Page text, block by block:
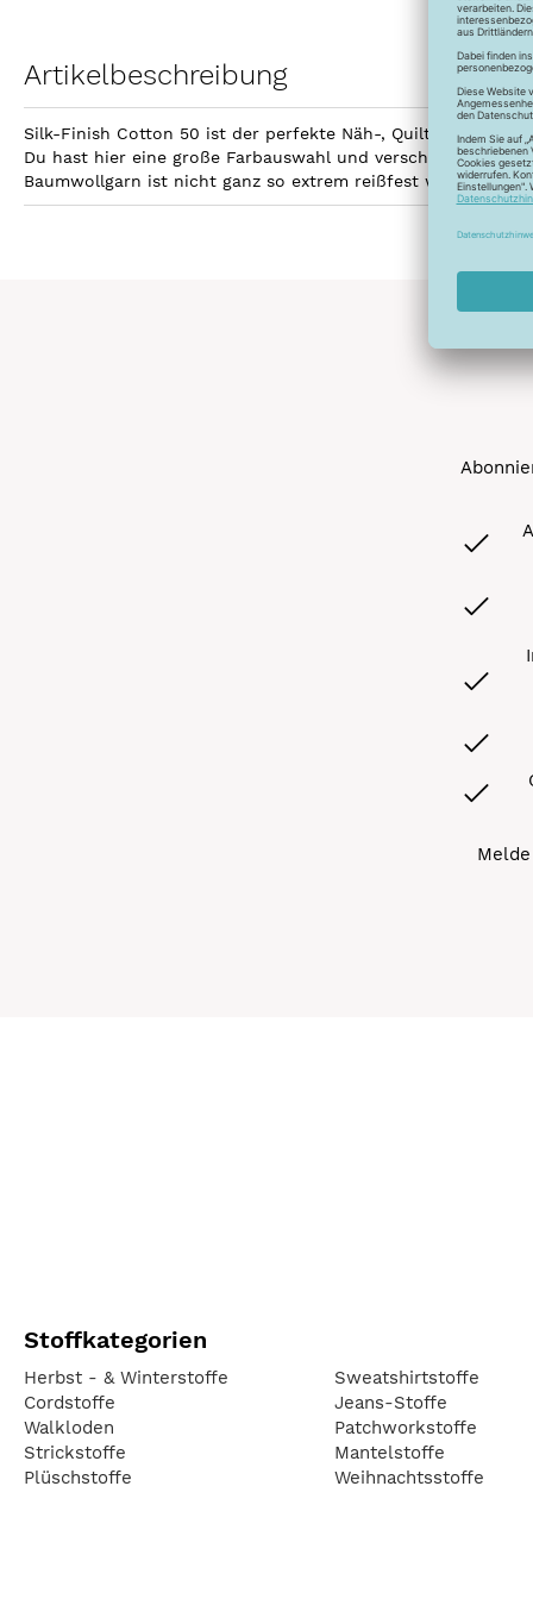
Artikelbeschreibung
Silk-Finish Cotton 50 ist der perfekte Näh-, Quilt- und
Du hast hier eine große Farbauswahl und verschiedene
Baumwollgarn ist nicht ganz so extrem reißfest wie
Stoffkategorien
Herbst - & Winterstoffe
Cordstoffe
Walkloden
Strickstoffe
Plüschstoffe
Sweatshirtstoffe
Jeans-Stoffe
Patchworkstoffe
Mantelstoffe
Weihnachtsstoffe